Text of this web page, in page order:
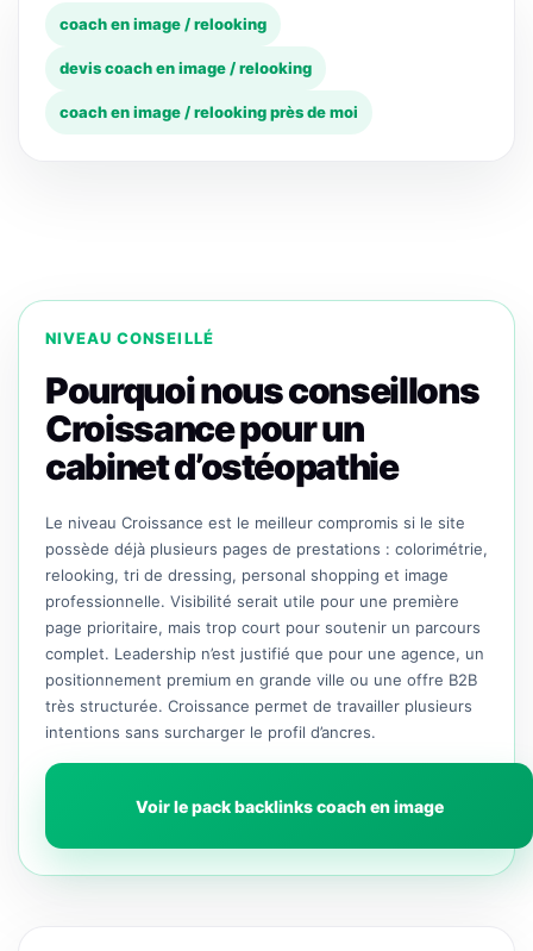
coach en image / relooking
devis coach en image / relooking
coach en image / relooking près de moi
NIVEAU CONSEILLÉ
Pourquoi nous conseillons
Croissance pour un
cabinet d’ostéopathie
Le niveau Croissance est le meilleur compromis si le site
possède déjà plusieurs pages de prestations : colorimétrie,
relooking, tri de dressing, personal shopping et image
professionnelle. Visibilité serait utile pour une première
page prioritaire, mais trop court pour soutenir un parcours
complet. Leadership n’est justifié que pour une agence, un
positionnement premium en grande ville ou une offre B2B
très structurée. Croissance permet de travailler plusieurs
intentions sans surcharger le profil d’ancres.
Voir le pack backlinks coach en image